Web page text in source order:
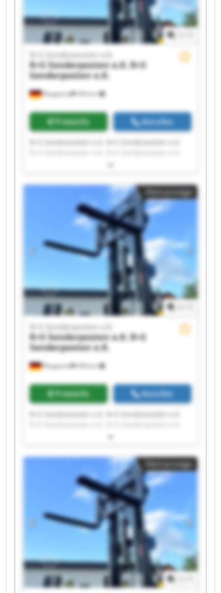
Wuppertal 494 km
R+S Sonderposten e.K.
R+S Sonderposten e.K. R+S
Sonderposten e.K.
Preisinfo Anrufen
R+S Sonderposten e.K. R+S Sonderposten e.K.
R+S Sonderposten e.K. R+S Sonderposten e.K.
R+S Sonderposten e.K. R+S Sonderposten e.K.
R+S Sonderposten e.K. R+S Sonderposten e.K.
R+S Sonderposten e.K. R+S Sonderposten e.K.
R+S Sonderposten e.K. R+S Sonderposten e.K.
R+S Sonderposten e.K. R+S Sonderposten e.K.
Kleinanzeige
Wuppertal 494 km
R+S Sonderposten e.K.
R+S Sonderposten e.K. R+S
Sonderposten e.K.
Preisinfo Anrufen
R+S Sonderposten e.K. R+S Sonderposten e.K.
R+S Sonderposten e.K. R+S Sonderposten e.K.
R+S Sonderposten e.K. R+S Sonderposten e.K.
R+S Sonderposten e.K. R+S Sonderposten e.K.
R+S Sonderposten e.K. R+S Sonderposten e.K.
R+S Sonderposten e.K. R+S Sonderposten e.K.
R+S Sonderposten e.K. R+S Sonderposten e.K.
Kleinanzeige